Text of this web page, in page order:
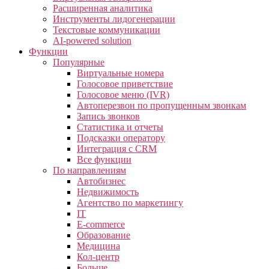
Расширенная аналитика
Инструменты лидогенерации
Текстовые коммуникации
AI-powered solution
Функции
Популярные
Виртуальные номера
Голосовое приветствие
Голосовое меню (IVR)
Автоперезвон по пропущенным звонкам
Запись звонков
Статистика и отчеты
Подсказки оператору
Интеграция с CRM
Все функции
По направлениям
Автобизнес
Недвижимость
Агентство по маркетингу
IT
E-commerce
Образование
Медицина
Кол-центр